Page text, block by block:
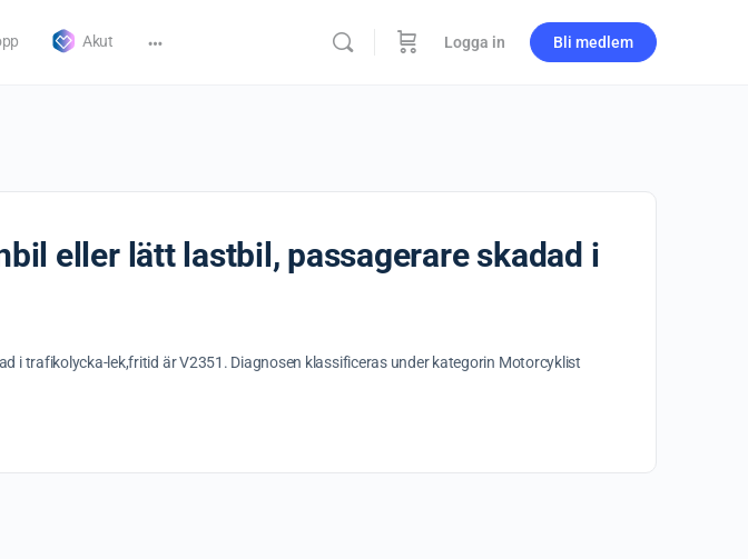
Akut Logga in Bli medlem
eller lätt lastbil, passagerare skadad i
i trafikolycka-lek,fritid är V2351. Diagnosen klassificeras under kategorin Motorcyklist